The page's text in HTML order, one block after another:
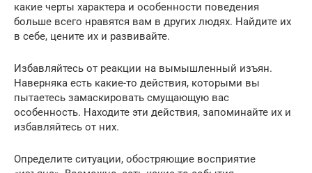
какие черты характера и особенности поведения
больше всего нравятся вам в других людях. Найдите их
в себе, цените их и развивайте.
Избавляйтесь от реакции на вымышленный изъян.
Наверняка есть какие-то действия, которыми вы
пытаетесь замаскировать смущающую вас
особенность. Находите эти действия, запоминайте их и
избавляйтесь от них.
Определите ситуации, обостряющие восприятие